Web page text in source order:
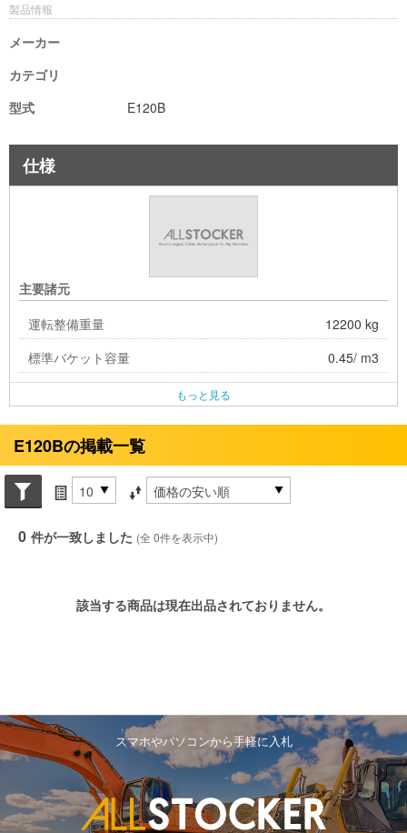
製品情報
メーカー
カテゴリ
型式
E120B
仕様
主要諸元
運転整備重量
12200 kg
標準バケット容量
0.45/ m3
もっと見る
E120Bの掲載一覧
Search conditions
件数 並び替え条件
0 件が一致しました (全 0件を表示中)
該当する商品は現在出品されておりません。
スマホやパソコンから手軽に入札